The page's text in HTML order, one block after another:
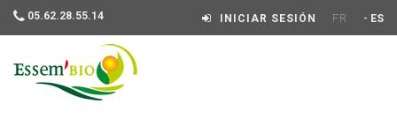
05.62.28.55.14 INICIAR SESIÓN FR - ES